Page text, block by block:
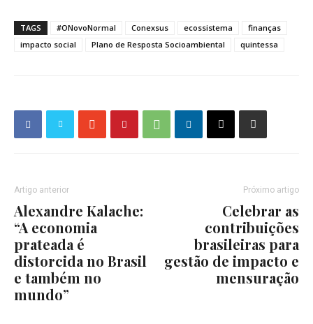
TAGS #ONovoNormal Conexsus ecossistema
finanças
impacto social
Plano de Resposta Socioambiental quintessa
Artigo anterior
Alexandre Kalache:
“A economia
prateada é
distorcida no Brasil
e também no
mundo”
Próximo artigo
Celebrar as
contribuições
brasileiras para
gestão de impacto e
mensuração